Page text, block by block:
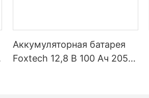
Аккумуляторная батарея
Foxtech 12,8 В 100 Ач 205